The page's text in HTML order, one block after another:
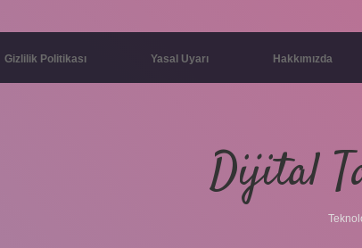
Gizlilik Politikası Yasal Uyarı Hakkımızda
Dijital